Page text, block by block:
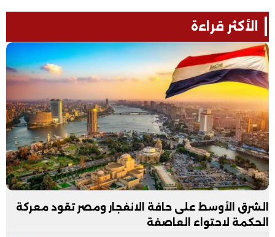
الأكثر قراءة
الشرق الأوسط على حافة الانفجار ومصر تقود معركة
الحكمة لاحتواء العاصفة